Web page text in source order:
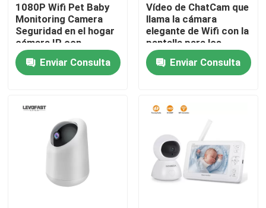
Contacta con nosotros
Noticias
Cámara de seguridad de la bombilla de Wifi
Cámaras de seguridad en el hogar interiores
1080P Wifi Pet Baby
Monitoring Camera
Seguridad en el hogar
cámara IP con
pantalla
Enviar Consulta
Vídeo de ChatCam que
llama la cámara
elegante de Wifi con la
pantalla para los
ancianos y los niños
Enviar Consulta